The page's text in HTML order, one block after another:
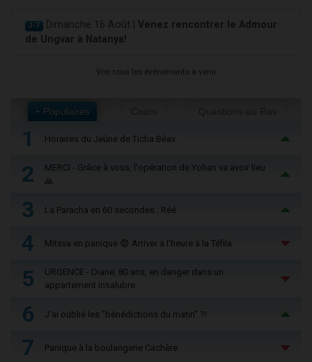
J-7 Dimanche 16 Août | Venez rencontrer le Admour
de Ungvar à Natanya!
Voir tous les événements à venir
+ Populaires
1 Horaires du Jeûne de Ticha Béav
2
MERCI - Grâce à vous, l'opération de Yohan va avoir lieu
🙏
3 La Paracha en 60 secondes : Réé
4 Mitsva en panique 😨 Arriver à l'heure à la Téfila
5
URGENCE - Diane, 80 ans, en danger dans un
appartement insalubre
6 J'ai oublié les "bénédictions du matin" ?!
7 Panique à la boulangerie Cachère